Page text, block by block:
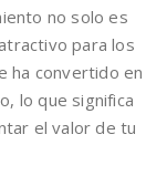
no solo es
para los
ha convertido en
lo que significa
el valor de tu